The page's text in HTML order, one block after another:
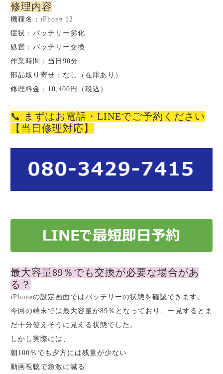
修理内容
機種名：iPhone 12
症状：バッテリー劣化
処置：バッテリー交換
作業時間：当日90分
部品取り寄せ：なし（在庫あり）
修理料金：10,400円（税込）
📞 まずはお電話・LINEでご予約ください
【当日修理対応】
最大容量89％でも交換が必要な場合があ
る？
iPhoneの設定画面ではバッテリーの状態を確認できます。
今回の端末では最大容量が89％となっており、一見するとま
だ十分使えそうに見える状態でした。
しかし実際には、
朝100％でも夕方には残量が少ない
動画視聴で急激に減る